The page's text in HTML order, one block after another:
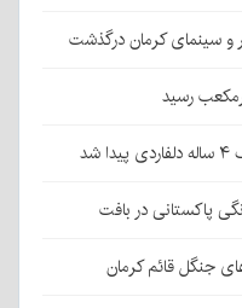
و سینمای کرمان درگذشت
جنگل قائم کرمان